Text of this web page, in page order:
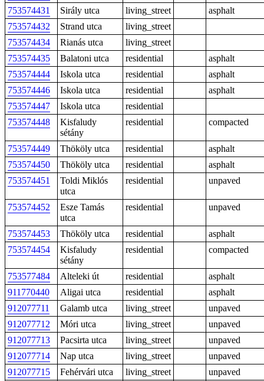
753574431
Sirály utca living_street
asphalt
753574432
Strand utca
living_street
753574434
Rianás utca
living_street
753574435
Balatoni utca residential
asphalt
753574444
Iskola utca residential
asphalt
753574446
Iskola utca residential
asphalt
753574447
Iskola utca
residential
753574448
Kisfaludy
sétány
residential compacted
753574449 Thököly utca residential
asphalt
753574450
Thököly utca residential
asphalt
753574451
Toldi Miklós
utca
residential unpaved
753574452
Esze Tamás
utca
residential unpaved
753574453 Thököly utca residential
asphalt
753574454
Kisfaludy
sétány
residential compacted
753577484 Alteleki út residential
asphalt
911770440
Aligai utca residential
asphalt
912077711
Galamb utca living_street
unpaved
912077712
Móri utca living_street
unpaved
912077713
Pacsirta utca living_street
unpaved
912077714
Nap utca living_street
unpaved
912077715
Fehérvári utca living_street unpaved